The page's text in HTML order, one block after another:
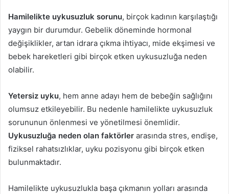
Hamilelikte uykusuzluk sorunu, birçok kadının karşılaştığı
yaygın bir durumdur. Gebelik döneminde hormonal
değişiklikler, artan idrara çıkma ihtiyacı, mide ekşimesi ve
bebek hareketleri gibi birçok etken uykusuzluğa neden
olabilir.
Yetersiz uyku, hem anne adayı hem de bebeğin sağlığını
olumsuz etkileyebilir. Bu nedenle hamilelikte uykusuzluk
sorununun önlenmesi ve yönetilmesi önemlidir.
Uykusuzluğa neden olan faktörler arasında stres, endişe,
fiziksel rahatsızlıklar, uyku pozisyonu gibi birçok etken
bulunmaktadır.
Hamilelikte uykusuzlukla başa çıkmanın yolları arasında